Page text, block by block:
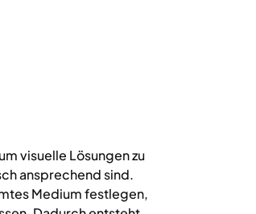
visuelle Lösungen zu
ansprechend sind.
Medium festlegen,